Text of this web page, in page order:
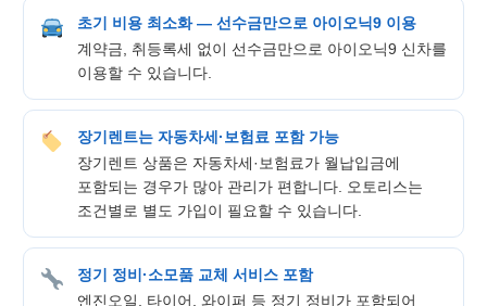
초기 비용 최소화 — 선수금만으로 아이오닉9 이용
계약금, 취등록세 없이 선수금만으로 아이오닉9 신차를
이용할 수 있습니다.
장기렌트는 자동차세·보험료 포함 가능
장기렌트 상품은 자동차세·보험료가 월납입금에
포함되는 경우가 많아 관리가 편합니다. 오토리스는
조건별로 별도 가입이 필요할 수 있습니다.
정기 정비·소모품 교체 서비스 포함
엔진오일, 타이어, 와이퍼 등 정기 정비가 포함되어